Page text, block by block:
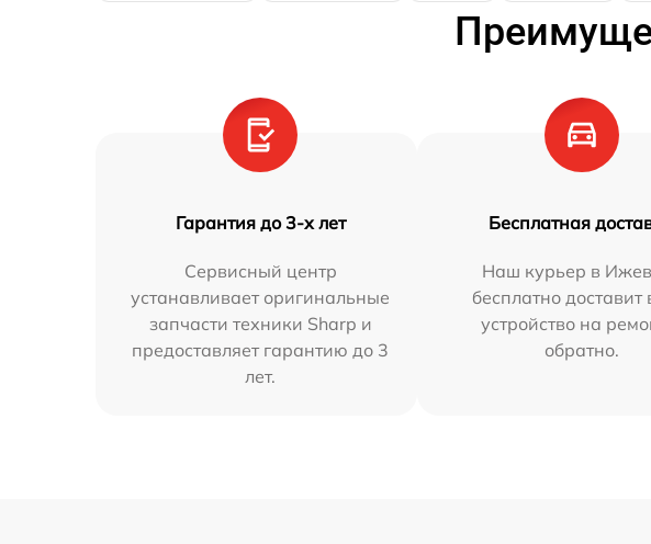
Гарантия до 3-х лет
Сервисный центр
устанавливает оригинальные
запчасти техники Sharp и
предоставляет гарантию до 3
лет.
Бесплатная
Наш курьер в
бесплатно доставит
устройство на
обратно.